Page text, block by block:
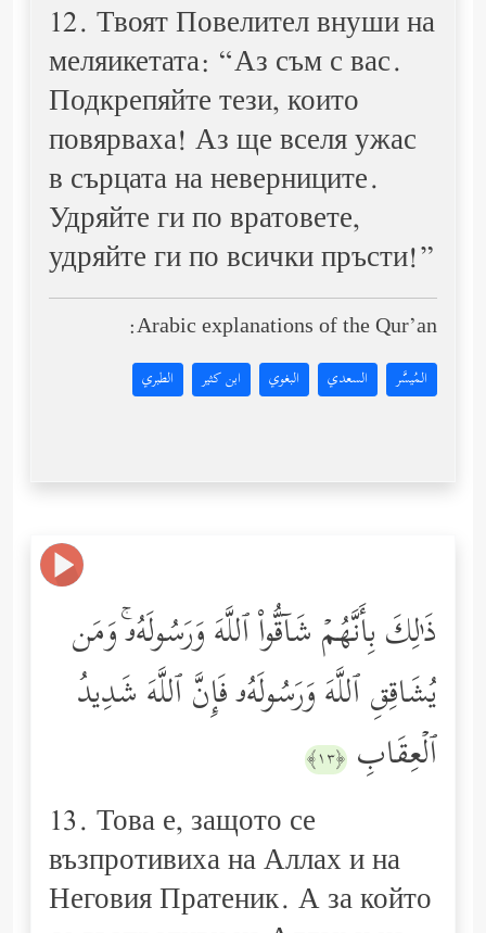
12. Твоят Повелител внуши на
меляикетата: “Аз съм с вас.
Подкрепяйте тези, които
повярваха! Аз ще вселя ужас
в сърцата на неверниците.
Удряйте ги по вратовете,
удряйте ги по всички пръсти!”
Arabic explanations of the Qur’an:
المُيسَّر السعدي البغوي ابن كثير الطبري
ذَ ٰ⁠لِكَ بِأَنَّهُمۡ شَاۤقُّواْ ٱللَّهَ وَرَسُولَهُۥۚ وَمَن
یُشَاقِقِ ٱللَّهَ وَرَسُولَهُۥ فَإِنَّ ٱللَّهَ شَدِیدُ
ٱلۡعِقَابِ ﴿١٣﴾
13. Това е, защото се
възпротивиха на Аллах и на
Неговия Пратеник. А за който